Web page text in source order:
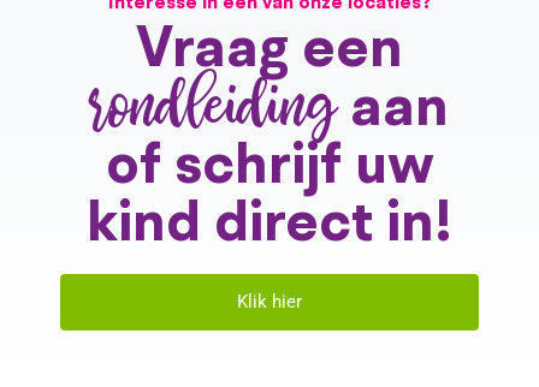
Vraag een
rondleidingaan
of schrijf uw
kind direct in!
Klik hier